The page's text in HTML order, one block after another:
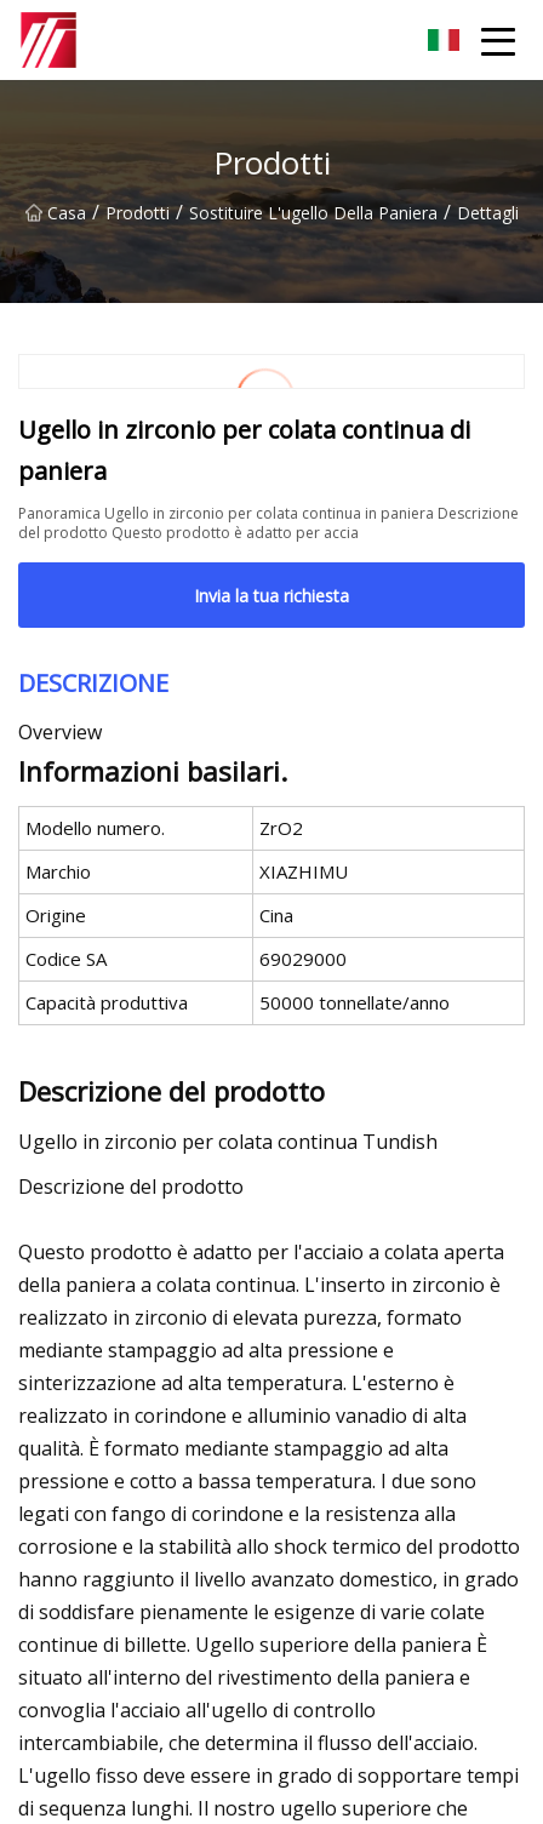
Prodotti
Casa / Prodotti / Sostituire L'ugello Della Paniera / Dettagli
Ugello in zirconio per colata continua di
paniera
Panoramica Ugello in zirconio per colata continua in paniera Descrizione
del prodotto Questo prodotto è adatto per accia
Invia la tua richiesta
DESCRIZIONE
Overview
Informazioni basilari.
Modello numero.
ZrO2
Marchio
XIAZHIMU
Origine
Cina
Codice SA
69029000
Capacità produttiva
50000 tonnellate/anno
Descrizione del prodotto
Ugello in zirconio per colata continua Tundish
Descrizione del prodotto
Questo prodotto è adatto per l'acciaio a colata aperta
della paniera a colata continua. L'inserto in zirconio è
realizzato in zirconio di elevata purezza, formato
mediante stampaggio ad alta pressione e
sinterizzazione ad alta temperatura. L'esterno è
realizzato in corindone e alluminio vanadio di alta
qualità. È formato mediante stampaggio ad alta
pressione e cotto a bassa temperatura. I due sono
legati con fango di corindone e la resistenza alla
corrosione e la stabilità allo shock termico del prodotto
hanno raggiunto il livello avanzato domestico, in grado
di soddisfare pienamente le esigenze di varie colate
continue di billette. Ugello superiore della paniera È
situato all'interno del rivestimento della paniera e
convoglia l'acciaio all'ugello di controllo
intercambiabile, che determina il flusso dell'acciaio.
L'ugello fisso deve essere in grado di sopportare tempi
di sequenza lunghi. Il nostro ugello superiore che